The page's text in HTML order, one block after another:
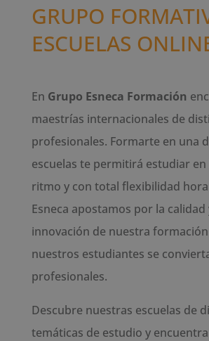
GRUPO
ESCUELAS
En Grupo Esneca Formación
maestrías internacionales de
profesionales. Formarte en una
escuelas te permitirá estudiar en
ritmo y con total flexibilidad
Esneca apostamos por la calidad
innovación de nuestra
nuestros estudiantes se
profesionales.
Descubre nuestras escuelas de
temáticas de estudio y